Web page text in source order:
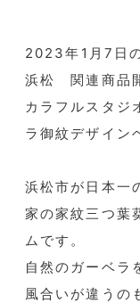
2023年1月7日
浜松 関連商品
カラフルスタジ
ラ御紋デザイン
浜松市が日本一
家の家紋三つ葉
ムです。
自然のガーベラ
風合いが違うの